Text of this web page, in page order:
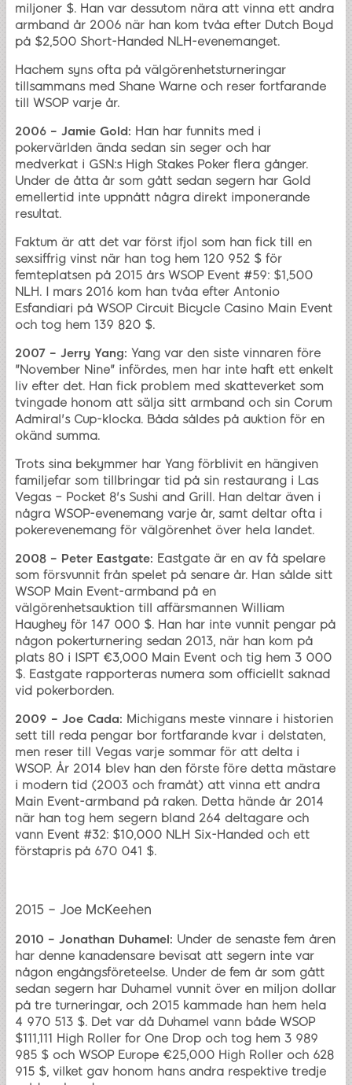
miljoner $. Han var dessutom nära att vinna ett andra
armband år 2006 när han kom tvåa efter Dutch Boyd
på $2,500 Short-Handed NLH-evenemanget.
Hachem syns ofta på välgörenhetsturneringar
tillsammans med Shane Warne och reser fortfarande
till WSOP varje år.
2006 – Jamie Gold: Han har funnits med i
pokervärlden ända sedan sin seger och har
medverkat i GSN:s High Stakes Poker flera gånger.
Under de åtta år som gått sedan segern har Gold
emellertid inte uppnått några direkt imponerande
resultat.
Faktum är att det var först ifjol som han fick till en
sexsiffrig vinst när han tog hem 120 952 $ för
femteplatsen på 2015 års WSOP Event #59: $1,500
NLH. I mars 2016 kom han tvåa efter Antonio
Esfandiari på WSOP Circuit Bicycle Casino Main Event
och tog hem 139 820 $.
2007 – Jerry Yang: Yang var den siste vinnaren före
"November Nine" infördes, men har inte haft ett enkelt
liv efter det. Han fick problem med skatteverket som
tvingade honom att sälja sitt armband och sin Corum
Admiral's Cup-klocka. Båda såldes på auktion för en
okänd summa.
Trots sina bekymmer har Yang förblivit en hängiven
familjefar som tillbringar tid på sin restaurang i Las
Vegas – Pocket 8's Sushi and Grill. Han deltar även i
några WSOP-evenemang varje år, samt deltar ofta i
pokerevenemang för välgörenhet över hela landet.
2008 – Peter Eastgate: Eastgate är en av få spelare
som försvunnit från spelet på senare år. Han sålde sitt
WSOP Main Event-armband på en
välgörenhetsauktion till affärsmannen William
Haughey för 147 000 $. Han har inte vunnit pengar på
någon pokerturnering sedan 2013, när han kom på
plats 80 i ISPT €3,000 Main Event och tig hem 3 000
$. Eastgate rapporteras numera som officiellt saknad
vid pokerborden.
2009 – Joe Cada: Michigans meste vinnare i historien
sett till reda pengar bor fortfarande kvar i delstaten,
men reser till Vegas varje sommar för att delta i
WSOP. År 2014 blev han den förste före detta mästare
i modern tid (2003 och framåt) att vinna ett andra
Main Event-armband på raken. Detta hände år 2014
när han tog hem segern bland 264 deltagare och
vann Event #32: $10,000 NLH Six-Handed och ett
förstapris på 670 041 $.
2015 – Joe McKeehen
2010 – Jonathan Duhamel: Under de senaste fem åren
har denne kanadensare bevisat att segern inte var
någon engångsföreteelse. Under de fem år som gått
sedan segern har Duhamel vunnit över en miljon dollar
på tre turneringar, och 2015 kammade han hem hela
4 970 513 $. Det var då Duhamel vann både WSOP
$111,111 High Roller for One Drop och tog hem 3 989
985 $ och WSOP Europe €25,000 High Roller och 628
915 $, vilket gav honom hans andra respektive tredje